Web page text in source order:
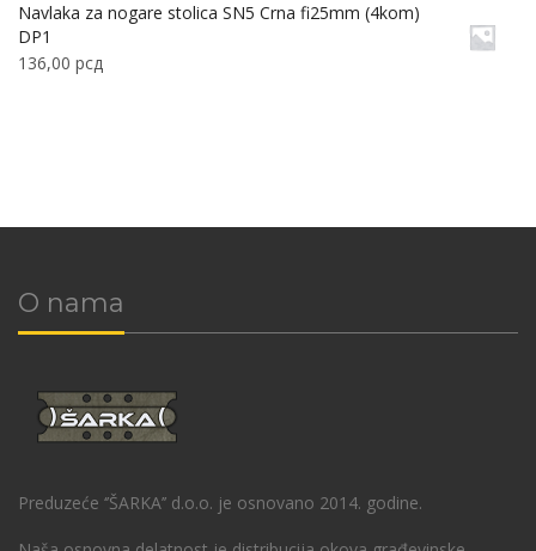
Navlaka za nogare stolica SN5 Crna fi25mm (4kom)
DP1
136,00 рсд
O nama
Preduzeće ‘’ŠARKA’’ d.o.o. je osnovano 2014. godine.